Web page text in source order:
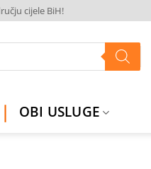
cijele BiH!
OBI USLUGE